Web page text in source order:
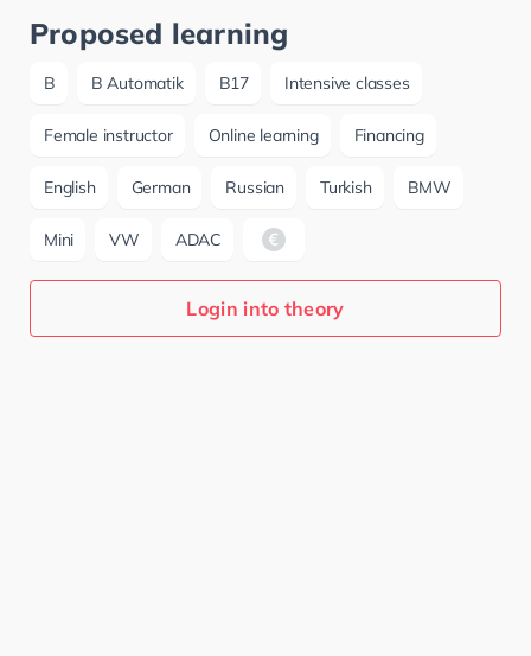
Proposed learning
B B Automatik B17 Intensive classes
Female instructor Online learning Financing
English German Russian Turkish BMW
Mini VW ADAC
Login into theory